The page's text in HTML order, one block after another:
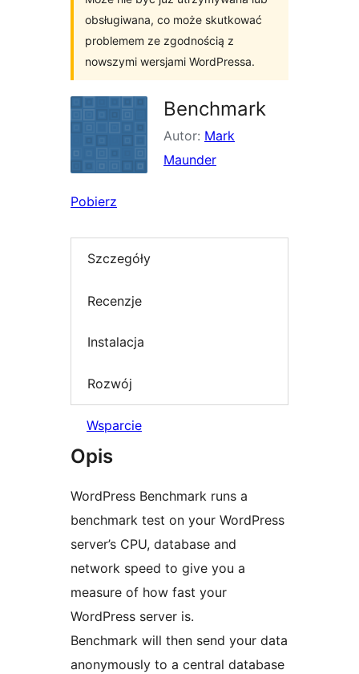
obsługiwana, co może skutkować
problemem ze zgodnością z
nowszymi wersjami WordPressa.
Benchmark
Autor: Mark
Maunder
Pobierz
Szczegóły
Recenzje
Instalacja
Rozwój
Wsparcie
Opis
WordPress Benchmark runs a
benchmark test on your WordPress
server’s CPU, database and
network speed to give you a
measure of how fast your
WordPress server is.
Benchmark will then send your data
anonymously to a central database